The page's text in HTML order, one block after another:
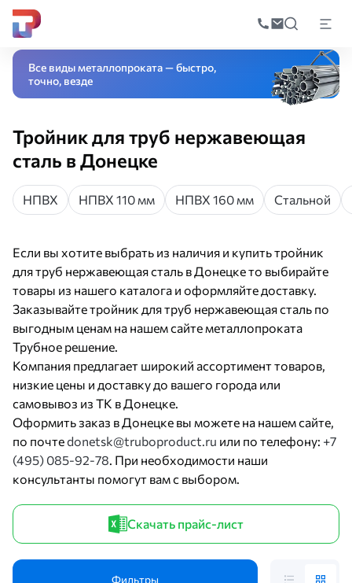
по
Главная Соединительные
Все виды металлопроката — быстро,
точно, везде
Тройник для труб нержавеющая
сталь в Донецке
НПВХ НПВХ 110 мм НПВХ 160 мм Стальной
Если вы хотите выбрать из наличия и купить тройник
для труб нержавеющая сталь в Донецке то выбирайте
товары из нашего каталога и оформляйте доставку.
Заказывайте тройник для труб нержавеющая сталь по
выгодным ценам на нашем сайте металлопроката
Трубное решение.
Компания предлагает широкий ассортимент товаров,
низкие цены и доставку до вашего города или
самовывоз из ТК в Донецке.
Оформить заказ в Донецке вы можете на нашем сайте,
по почтеdonetsk@truboproduct.ru или по телефону: +7
(495) 085-92-78. При необходимости наши
консультанты помогут вам с выбором.
Скачать прайс-лист
Фильтры